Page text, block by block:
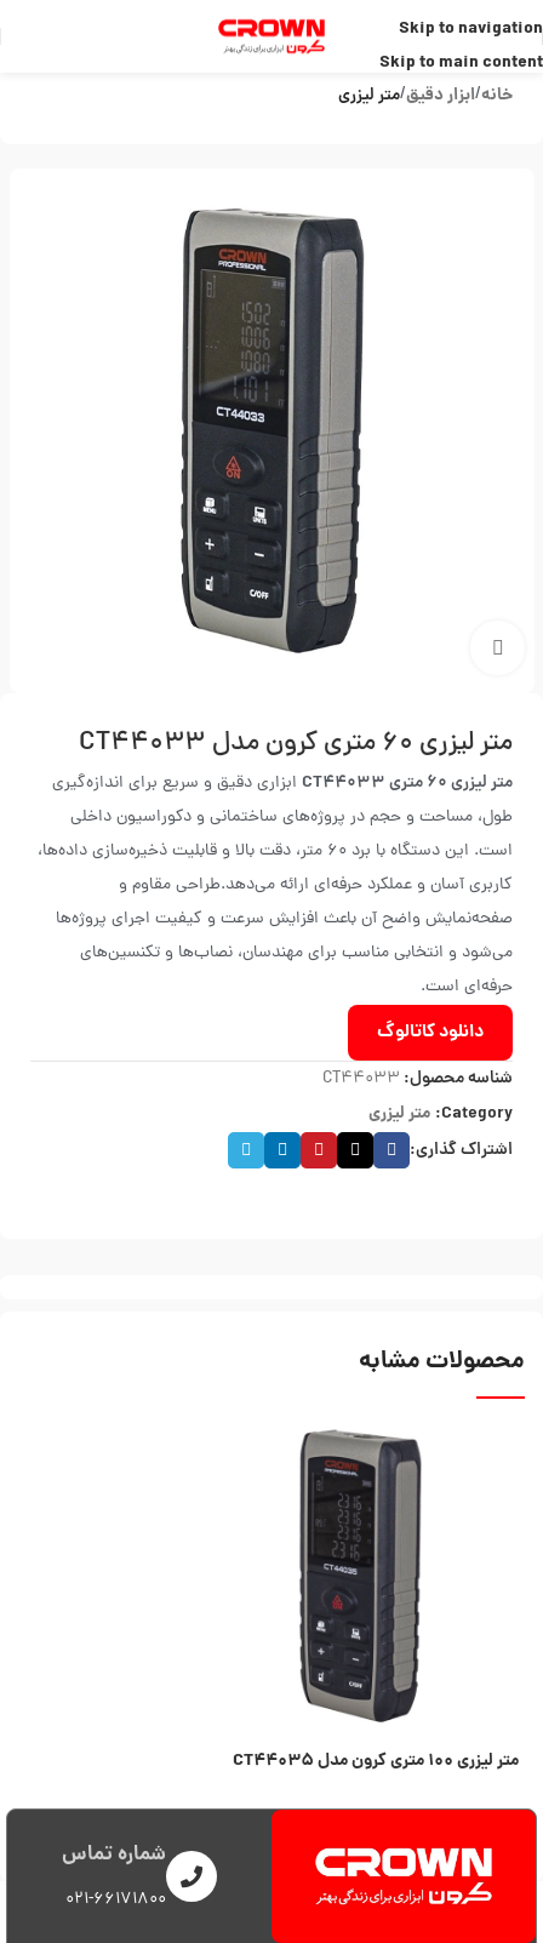
Skip to navigation
Skip to main content
خانه ابزار دقیق متر لیزری
متر لیزری ۶۰ متری کرون مدل CT۴۴۰۳۳
متر لیزری 60 متری CT44033
ابزاری دقیق و سریع برای اندازه‌گیری
طول، مساحت و حجم در پروژه‌های ساختمانی و دکوراسیون داخلی
است. این دستگاه با برد ۶۰ متر، دقت بالا و قابلیت ذخیره‌سازی داده‌ها،
کاربری آسان و عملکرد حرفه‌ای ارائه می‌دهد.طراحی مقاوم و
صفحه‌نمایش واضح آن باعث افزایش سرعت و کیفیت اجرای پروژه‌ها
می‌شود و انتخابی مناسب برای مهندسان، نصاب‌ها و تکنسین‌های
حرفه‌ای است.
دانلود کاتالوگ
شناسه محصول: CT44033
Category: متر لیزری
اشتراک گذاری:
محصولات مشابه
متر لیزری ۱۰۰ متری کرون مدل CT۴۴۰۳۵
شماره تماس
021-66171800